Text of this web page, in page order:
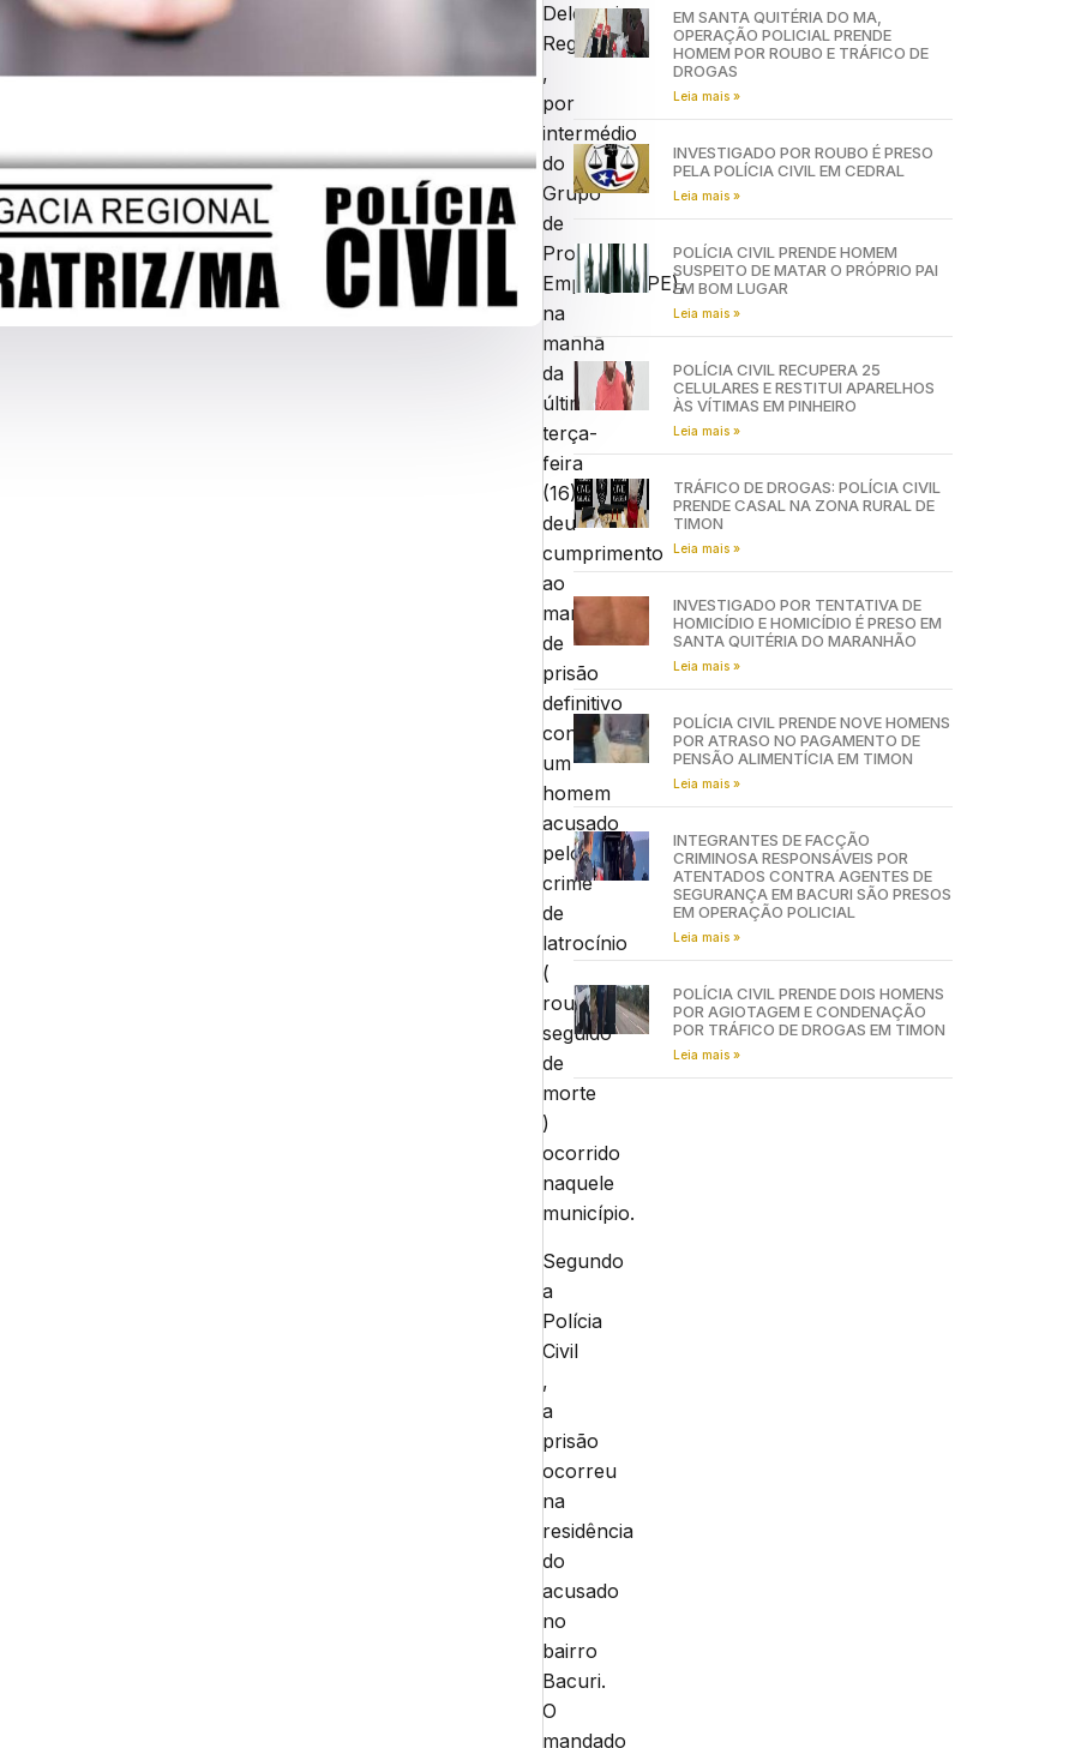
Delegacia
Regional
,
por
intermédio
do
Grupo
de
Pronto
Emprego(GPE),
na
manhã
da
última
terça-
feira
(16),
deu
cumprimento
ao
mandado
de
prisão
definitivo
contra
um
homem
acusado
pelo
crime
de
latrocínio
(
roubo
seguido
de
morte
)
ocorrido
naquele
município.
Segundo
a
Polícia
Civil
,
a
prisão
ocorreu
na
residência
do
acusado
no
bairro
Bacuri.
O
mandado
EM SANTA QUITÉRIA DO MA,
OPERAÇÃO POLICIAL PRENDE
HOMEM POR ROUBO E TRÁFICO DE
DROGAS
Leia mais »
INVESTIGADO POR ROUBO É PRESO
PELA POLÍCIA CIVIL EM CEDRAL
Leia mais »
POLÍCIA CIVIL PRENDE HOMEM
SUSPEITO DE MATAR O PRÓPRIO PAI
EM BOM LUGAR
Leia mais »
POLÍCIA CIVIL RECUPERA 25
CELULARES E RESTITUI APARELHOS
ÀS VÍTIMAS EM PINHEIRO
Leia mais »
TRÁFICO DE DROGAS: POLÍCIA CIVIL
PRENDE CASAL NA ZONA RURAL DE
TIMON
Leia mais »
INVESTIGADO POR TENTATIVA DE
HOMICÍDIO E HOMICÍDIO É PRESO EM
SANTA QUITÉRIA DO MARANHÃO
Leia mais »
POLÍCIA CIVIL PRENDE NOVE HOMENS
POR ATRASO NO PAGAMENTO DE
PENSÃO ALIMENTÍCIA EM TIMON
Leia mais »
INTEGRANTES DE FACÇÃO
CRIMINOSA RESPONSÁVEIS POR
ATENTADOS CONTRA AGENTES DE
SEGURANÇA EM BACURI SÃO PRESOS
EM OPERAÇÃO POLICIAL
Leia mais »
POLÍCIA CIVIL PRENDE DOIS HOMENS
POR AGIOTAGEM E CONDENAÇÃO
POR TRÁFICO DE DROGAS EM TIMON
Leia mais »